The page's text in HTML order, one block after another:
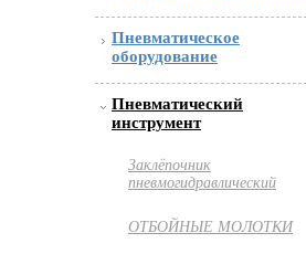
Пневматическое
оборудование
Пневматический
инструмент
Заклёпочник
пневмогидравлический
ОТБОЙНЫЕ МОЛОТКИ